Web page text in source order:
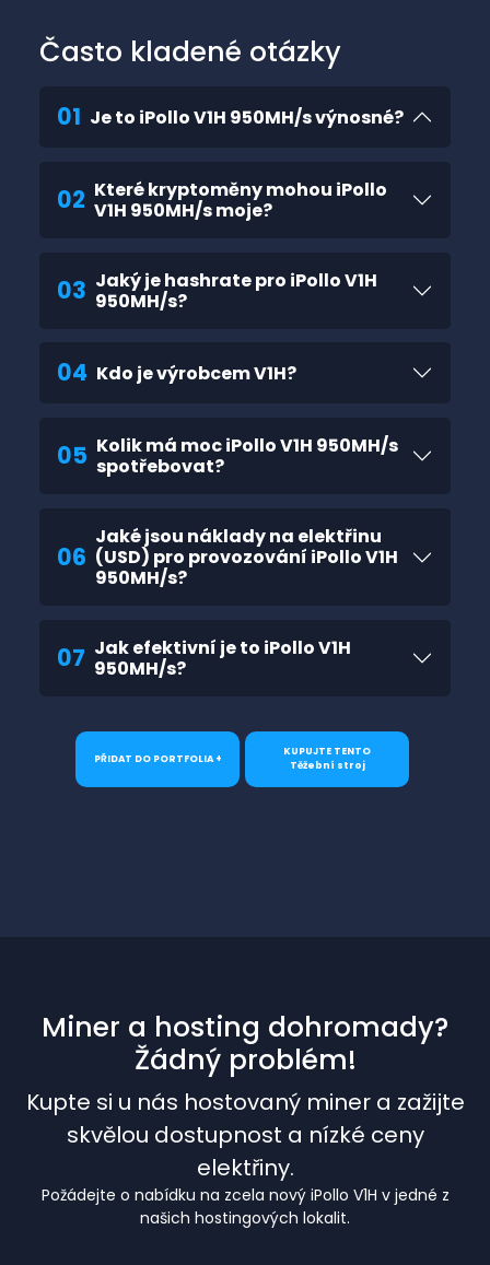
Často kladené otázky
01 Je to iPollo V1H 950MH/s výnosné?
02 Které kryptoměny mohou iPollo
V1H 950MH/s moje?
03 Jaký je hashrate pro iPollo V1H
950MH/s?
04 Kdo je výrobcem V1H?
05 Kolik má moc iPollo V1H 950MH/s
spotřebovat?
06
Jaké jsou náklady na elektřinu
(USD) pro provozování iPollo V1H
950MH/s?
07 Jak efektivní je to iPollo V1H
950MH/s?
PŘIDAT DO PORTFOLIA +
KUPUJTE TENTO
Těžební stroj
Miner a hosting dohromady?
Žádný problém!
Kupte si u nás hostovaný miner a zažijte
skvělou dostupnost a nízké ceny
elektřiny.
Požádejte o nabídku na zcela nový iPollo V1H v jedné z
našich hostingových lokalit.